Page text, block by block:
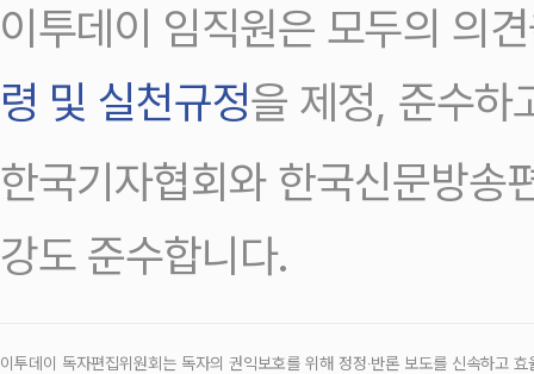
이투데이 임직원은 모두의 의
령 및 실천규정을 제정, 준수하
한국기자협회와 한국신문방송
강도 준수합니다.
이투데이 독자편집위원회는 독자의 권익보호를 위해 정정‧반론 보도를 신속하고